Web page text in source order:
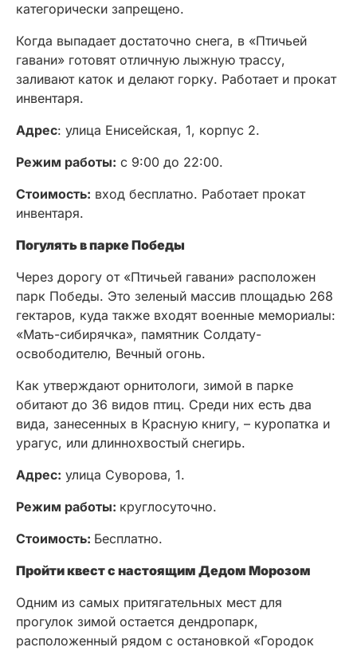
категорически запрещено.
Когда выпадает достаточно снега, в «Птичьей
гавани» готовят отличную лыжную трассу,
заливают каток и делают горку. Работает и прокат
инвентаря.
Адрес: улица Енисейская, 1, корпус 2.
Режим работы: с 9:00 до 22:00.
Стоимость: вход бесплатно. Работает прокат
инвентаря.
Погулять в парке Победы
Через дорогу от «Птичьей гавани» расположен
парк Победы. Это зеленый массив площадью 268
гектаров, куда также входят военные мемориалы:
«Мать-сибирячка», памятник Солдату-
освободителю, Вечный огонь.
Как утверждают орнитологи, зимой в парке
обитают до 36 видов птиц. Среди них есть два
вида, занесенных в Красную книгу, – куропатка и
урагус, или длиннохвостый снегирь.
Адрес: улица Суворова, 1.
Режим работы: круглосуточно.
Стоимость: Бесплатно.
Пройти квест с настоящим Дедом Морозом
Одним из самых притягательных мест для
прогулок зимой остается дендропарк,
расположенный рядом с остановкой «Городок